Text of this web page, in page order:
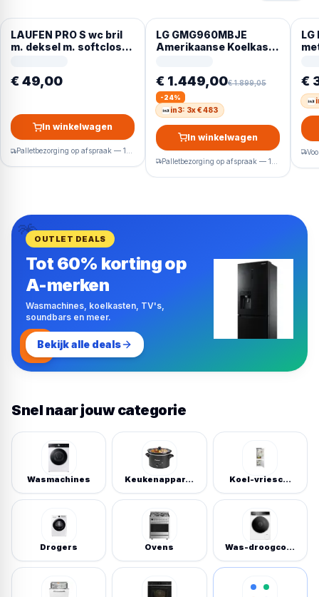
LAUFEN PRO S wc bril
m. deksel m. softclose
€ 49,00
In winkelwagen
LG GMG960MBJE
Amerikaanse Koelkast
en ijsdispenser met
UVnano™ – Total No
Frost
€ 1.449,00€ 1.899,05
-24%
in3: 3x € 483
In winkelwagen
LG
€
🌴OUTLET DEALS
Tot 60% korting op
A-merken
Wasmachines, koelkasten, TV's,
soundbars en meer.
Bekijk alle deals
%
Snel naar jouw categorie
Wasmachines Keukenappar… Koel-vriesc…
Drogers Ovens Was-droogco…